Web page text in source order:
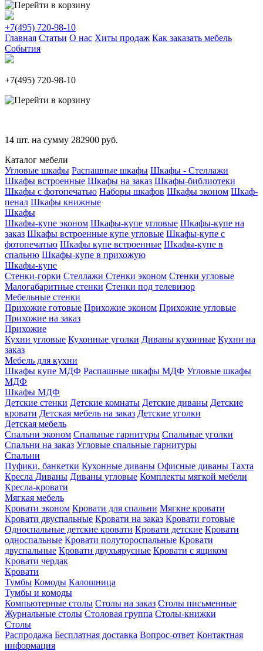
+7(495) 720-98-10
Главная Статьи О нас Хиты продаж Как заказать мебель
События
+7(495) 720-98-10
14 шт. на сумму 282900 руб.
Каталог мебели
Угловые шкафы Распашные шкафы Шкафы - Стеллажи
Шкафы встроенные Шкафы на заказ Шкафы-библиотеки
Шкафы с фотопечатью Наборы шкафов Шкафы эконом Шкаф-
пенал Шкафы книжные
Шкафы
Шкафы-купе эконом Шкафы-купе угловые Шкафы-купе на
заказ Шкафы встроенные купе угловые Шкафы-купе с
фотопечатью Шкафы купе встроенные Шкафы-купе в
спальню Шкафы-купе в прихожую
Шкафы-купе
Стенки-горки Стеллажи Стенки эконом Стенки угловые
Малогабаритные стенки Стенки под телевизор
Мебельные стенки
Прихожие готовые Прихожие эконом Прихожие угловые
Прихожие на заказ
Прихожие
Кухни угловые Кухонные уголки Диваны кухонные Кухни на
заказ
Мебель для кухни
Шкафы купе МДФ Распашные шкафы МДФ Угловые шкафы
МДФ
Шкафы МДФ
Детские стенки Детские комнаты Детские диваны Детские
кровати Детская мебель на заказ Детские уголки
Детская мебель
Спальни эконом Спальные гарнитуры Спальные уголки
Спальни на заказ Угловые спальные гарнитуры
Спальни
Пуфики, банкетки Кухонные диваны Офисные диваны Тахта
Кресла Диваны Диваны угловые Комплекты мягкой мебели
Кресла-кровати
Мягкая мебель
Кровати эконом Кровати для спальни Мягкие кровати
Кровати двуспальные Кровати на заказ Кровати готовые
Односпальные детские кровати Кровати детские Кровати
односпальные Кровати полутороспальные Кровати
двуспальные Кровати двухъярусные Кровати с ящиком
Кровати чердак
Кровати
Тумбы Комоды Калошница
Тумбы и комоды
Компьютерные столы Столы на заказ Столы письменные
Журнальные столы Столовая группа Столы-книжки
Столы
Распродажа Бесплатная доставка Вопрос-ответ Контактная
информация